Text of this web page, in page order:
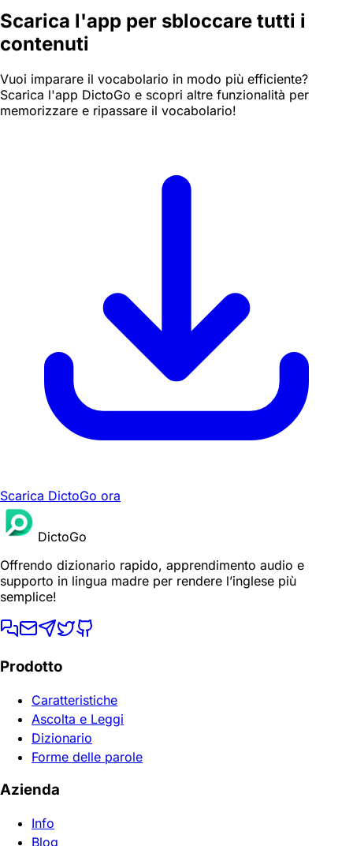
Scarica l'app per sbloccare tutti i
contenuti
Vuoi imparare il vocabolario in modo più efficiente?
Scarica l'app DictoGo e scopri altre funzionalità per
memorizzare e ripassare il vocabolario!
Scarica DictoGo ora
DictoGo
Offrendo dizionario rapido, apprendimento audio e
supporto in lingua madre per rendere l’inglese più
semplice!
Prodotto
Caratteristiche
Ascolta e Leggi
Dizionario
Forme delle parole
Azienda
Info
Blog